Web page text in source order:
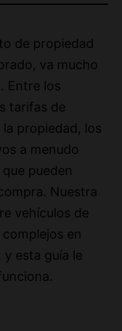
de propiedad
va mucho
Entre los
tarifas de
propiedad, los
a menudo
pueden
Nuestra
vehículos de
en
esta guía le